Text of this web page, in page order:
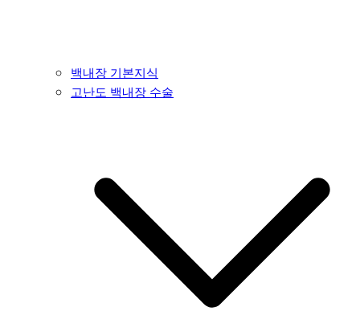
백내장 기본지식
고난도 백내장 수술